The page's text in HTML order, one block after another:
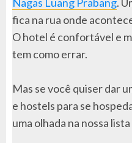
fica na rua onde
O hotel é confortável e
tem como errar.
Mas se você quiser dar
e hostels para se
uma olhada na nossa